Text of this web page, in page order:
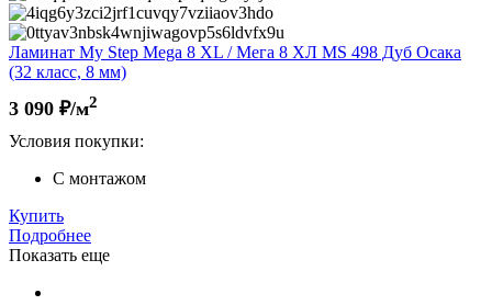
Ламинат My Step Mega 8 XL / Мега 8 ХЛ MS 498 Дуб Осака
(32 класс, 8 мм)
3 090 ₽/м2
Условия покупки:
С монтажом
Купить
Подробнее
Показать еще